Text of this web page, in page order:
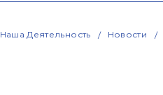
Наша Деятельность Новости